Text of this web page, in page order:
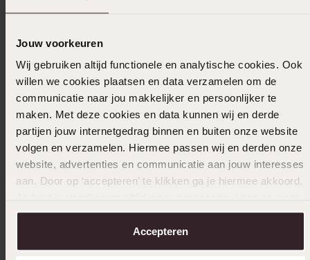
Jouw voorkeuren
Wij gebruiken altijd functionele en analytische cookies. Ook
willen we cookies plaatsen en data verzamelen om de
communicatie naar jou makkelijker en persoonlijker te
maken. Met deze cookies en data kunnen wij en derde
partijen jouw internetgedrag binnen en buiten onze website
volgen en verzamelen. Hiermee passen wij en derden onze
website, advertenties en communicatie aan jouw interesses
aan. Door op ‘accepteren’ te klikken ga je hiermee akkoord.
over in onscookiebeleid.
Accepteren
Anderen kochten ook